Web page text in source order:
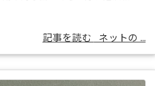
記事を読む ネットの ...